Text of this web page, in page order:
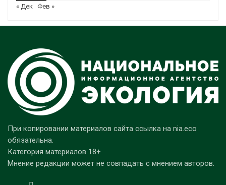
« Дек Фев »
При копировании материалов сайта ссылка на nia.eco
обязательна.
Категория материалов 18+
Мнение редакции может не совпадать с мнением авторов.